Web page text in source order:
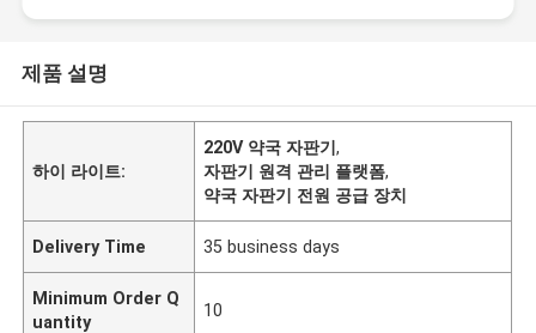
제품 설명
하이 라이트:
220V 약국 자판기,
자판기 원격 관리 플랫폼,
약국 자판기 전원 공급 장치
Delivery Time 35 business days
Minimum Order Q
uantity
10